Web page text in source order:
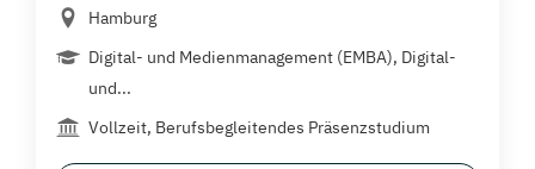
Hamburg
Digital- und Medienmanagement (EMBA), Digital-
und...
Vollzeit, Berufsbegleitendes Präsenzstudium